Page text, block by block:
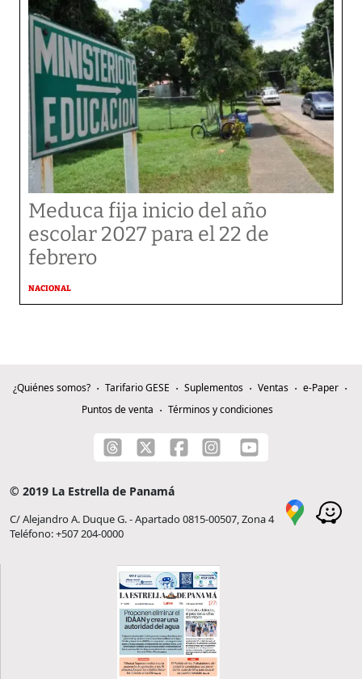
Meduca fija inicio del año
escolar 2027 para el 22 de
febrero
NACIONAL
¿Quiénes somos? Tarifario GESE Suplementos Ventas
e-Paper
Puntos de venta
Términos y condiciones
© 2019 La Estrella de Panamá
C/ Alejandro A. Duque G. - Apartado 0815-00507, Zona 4
Teléfono: +507 204-0000